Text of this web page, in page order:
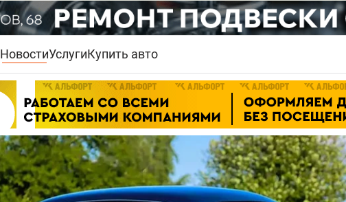
НовостиУслугиКупить авто